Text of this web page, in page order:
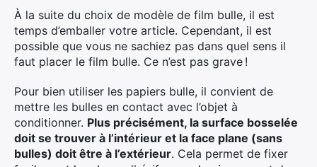
À la suite du choix de modèle de film bulle, il est
temps d’emballer votre article. Cependant, il est
possible que vous ne sachiez pas dans quel sens il
faut placer le film bulle. Ce n’est pas grave !
Pour bien utiliser les papiers bulle, il convient de
mettre les bulles en contact avec l’objet à
conditionner. Plus précisément, la surface bosselée
doit se trouver à l’intérieur et la face plane (sans
bulles) doit être à l’extérieur. Cela permet de fixer